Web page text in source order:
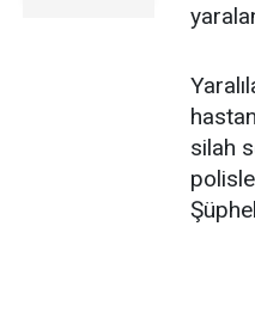
silah